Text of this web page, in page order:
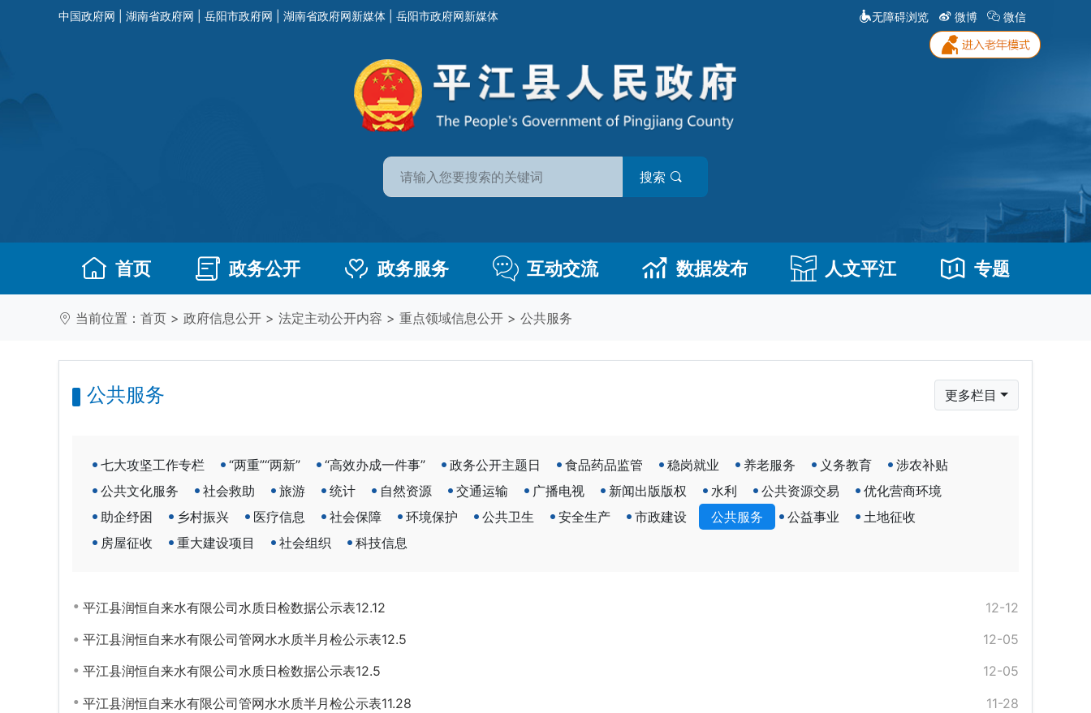
中国政府网 湖南省政府网 岳阳市政府网 湖南省政府网新媒体 岳阳市政府网新媒体 无障碍浏览 微博 微信
搜索
首页 政务公开 政务服务 互动交流 数据发布 人文平江 专题
当前位置： 首页 > 政府信息公开 > 法定主动公开内容 > 重点领域信息公开 > 公共服务
公共服务 更多栏目
七大攻坚工作专栏 “两重”“两新” “高效办成一件事” 政务公开主题日 食品药品监管 稳岗就业 养老服务 义务教育
涉农补贴
公共文化服务
社会救助 旅游 统计 自然资源 交通运输 广播电视 新闻出版版权 水利 公共资源交易
优化营商环境
助企纾困
乡村振兴 医疗信息 社会保障 环境保护 公共卫生 安全生产 市政建设 公共服务 公益事业
土地征收
房屋征收
重大建设项目 社会组织 科技信息
12-12
平江县润恒自来水有限公司水质日检数据公示表12.12
12-05
平江县润恒自来水有限公司管网水水质半月检公示表12.5
12-05
平江县润恒自来水有限公司水质日检数据公示表12.5
11-28
平江县润恒自来水有限公司管网水水质半月检公示表11.28